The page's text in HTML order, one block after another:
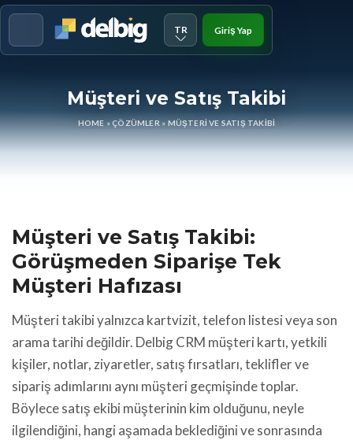
TR Giriş Yap
Müşteri ve Satış Takibi
HOME »ÇÖZÜMLER » MÜŞTERI VE SATIŞ TAKIBI
Müşteri ve Satış Takibi:
Görüşmeden Siparişe Tek
Müşteri Hafızası
Müşteri takibi yalnızca kartvizit, telefon listesi veya son
arama tarihi değildir. Delbig CRM müşteri kartı, yetkili
kişiler, notlar, ziyaretler, satış fırsatları, teklifler ve
sipariş adımlarını aynı müşteri geçmişinde toplar.
Böylece satış ekibi müşterinin kim olduğunu, neyle
ilgilendiğini, hangi aşamada beklediğini ve sonrasında